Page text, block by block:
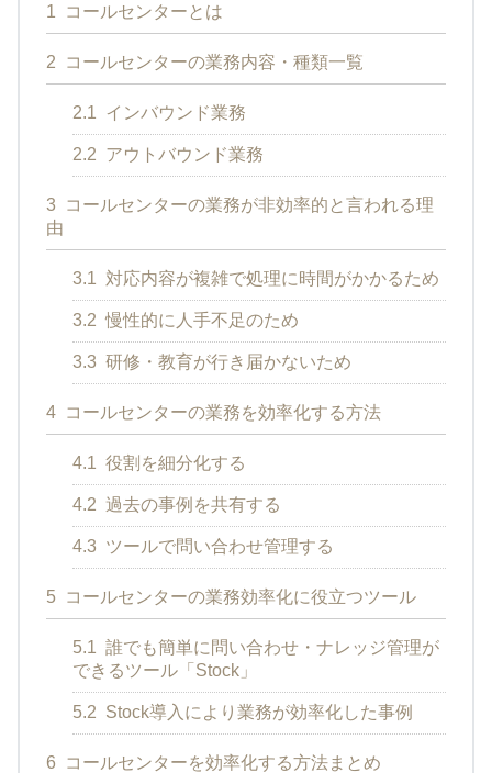
1 コールセンターとは
2 コールセンターの業務内容・種類一覧
2.1 インバウンド業務
2.2 アウトバウンド業務
3
コールセンターの業務が非効率的と言われる理
由
3.1 対応内容が複雑で処理に時間がかかるため
3.2 慢性的に人手不足のため
3.3 研修・教育が行き届かないため
4 コールセンターの業務を効率化する方法
4.1 役割を細分化する
4.2 過去の事例を共有する
4.3 ツールで問い合わせ管理する
5 コールセンターの業務効率化に役立つツール
5.1 誰でも簡単に問い合わせ・ナレッジ管理が
できるツール「Stock」
5.2 Stock導入により業務が効率化した事例
6 コールセンターを効率化する方法まとめ